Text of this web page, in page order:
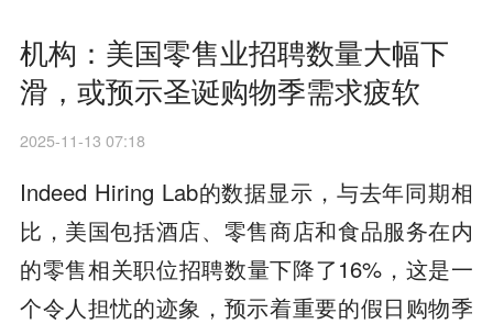
机构：美国零售业招聘数量大幅下
滑，或预示圣诞购物季需求疲软
2025-11-13 07:18
Indeed Hiring Lab的数据显示，与去年同期相
比，美国包括酒店、零售商店和食品服务在内
的零售相关职位招聘数量下降了16%，这是一
个令人担忧的迹象，预示着重要的假日购物季